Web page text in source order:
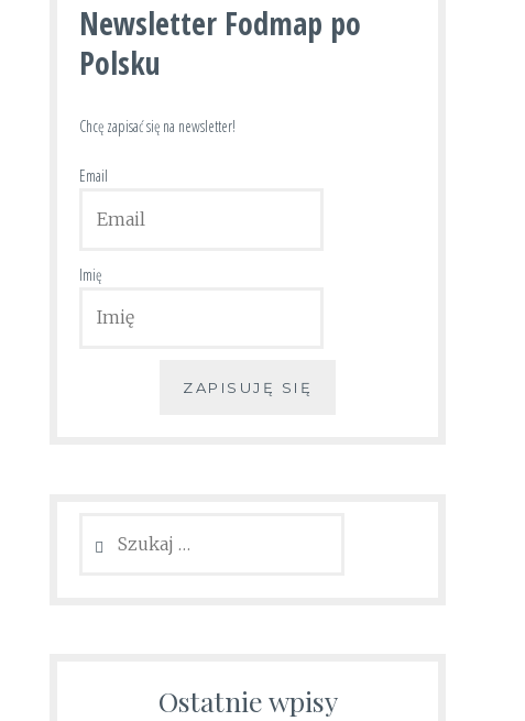
Newsletter Fodmap po
Polsku
Chcę zapisać się na newsletter!
Email
Imię
ZAPISUJĘ SIĘ
Ostatnie wpisy